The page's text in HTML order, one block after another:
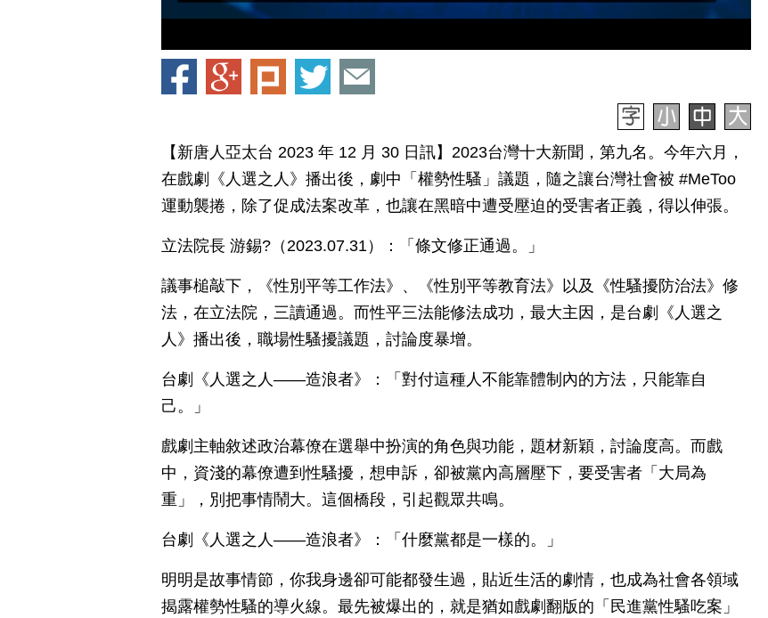
【新唐人亞太台 2023 年 12 月 30 日訊】2023台灣十大新聞，第九名。今年六月，
在戲劇《人選之人》播出後，劇中「權勢性騷」議題，隨之讓台灣社會被 #MeToo
運動襲捲，除了促成法案改革，也讓在黑暗中遭受壓迫的受害者正義，得以伸張。
立法院長 游錫?（2023.07.31）：「條文修正通過。」
議事槌敲下，《性別平等工作法》、《性別平等教育法》以及《性騷擾防治法》修
法，在立法院，三讀通過。而性平三法能修法成功，最大主因，是台劇《人選之
人》播出後，職場性騷擾議題，討論度暴增。
台劇《人選之人——造浪者》：「對付這種人不能靠體制內的方法，只能靠自
己。」
戲劇主軸敘述政治幕僚在選舉中扮演的角色與功能，題材新穎，討論度高。而戲
中，資淺的幕僚遭到性騷擾，想申訴，卻被黨內高層壓下，要受害者「大局為
重」，別把事情鬧大。這個橋段，引起觀眾共鳴。
台劇《人選之人——造浪者》：「什麼黨都是一樣的。」
明明是故事情節，你我身邊卻可能都發生過，貼近生活的劇情，也成為社會各領域
揭露權勢性騷的導火線。最先被爆出的，就是猶如戲劇翻版的「民進黨性騷吃案」